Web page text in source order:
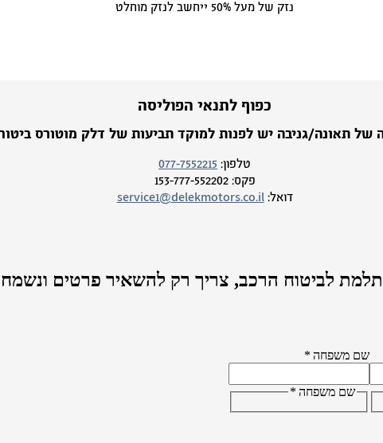
נזק של מעל 50% ייחשב לנזק מוחלט
כפוף לתנאי הפוליסה
של תאונה/גניבה יש לפנות למוקד תביעות של דלק מוטורס
טלפון: 077-7552215
פקס: 153-777-552202
דואל: service1@delekmotors.co.il
לביטוח הרכב, צריך רק להשאיר פרטים
שם משפחה *
שם משפחה *